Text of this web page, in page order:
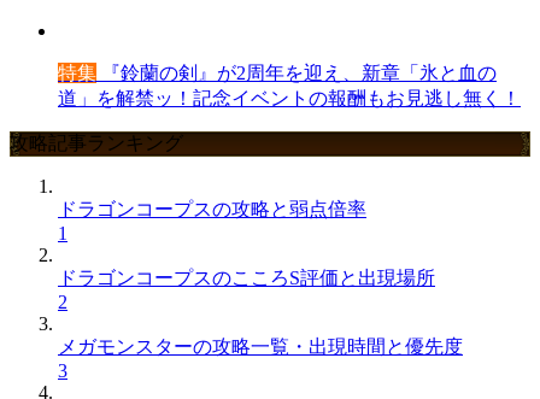
特集 『鈴蘭の剣』が2周年を迎え、新章「氷と血の
道」を解禁ッ！記念イベントの報酬もお見逃し無く！
攻略記事ランキング
ドラゴンコープスの攻略と弱点倍率
1
ドラゴンコープスのこころS評価と出現場所
2
メガモンスターの攻略一覧・出現時間と優先度
3